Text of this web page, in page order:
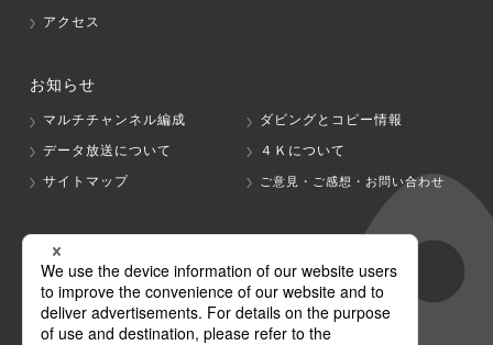
アクセス
お知らせ
マルチチャンネル編成
ダビングとコピー情報
データ放送について
４Ｋについて
サイトマップ
ご意見・ご感想・お問い合わせ
グループ会社
テレビ朝日 テレ朝チャンネル